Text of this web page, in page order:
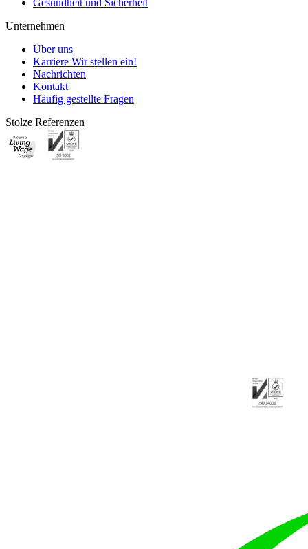
Unternehmen
Über uns
Karriere Wir stellen ein!
Nachrichten
Kontakt
Häufig gestellte Fragen
Stolze Referenzen